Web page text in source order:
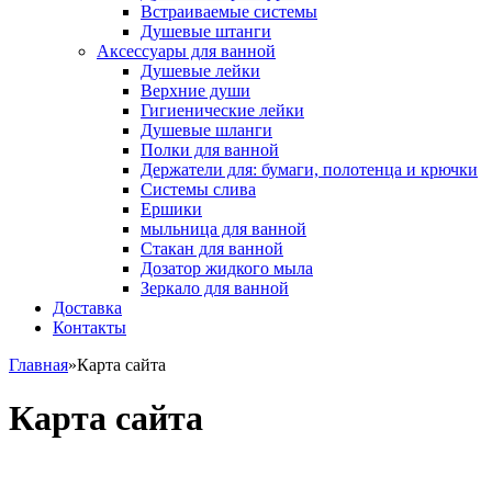
Встраиваемые системы
Душевые штанги
Аксессуары для ванной
Душевые лейки
Верхние души
Гигиенические лейки
Душевые шланги
Полки для ванной
Держатели для: бумаги, полотенца и крючки
Системы слива
Ершики
мыльница для ванной
Стакан для ванной
Дозатор жидкого мыла
Зеркало для ванной
Доставка
Контакты
Главная»Карта сайта
Карта сайта